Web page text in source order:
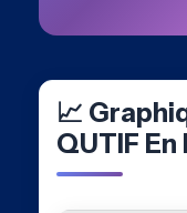
📈
QUTIF En